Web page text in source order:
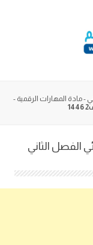
-مادة المهارات الرقمية -
الفصل الثاني